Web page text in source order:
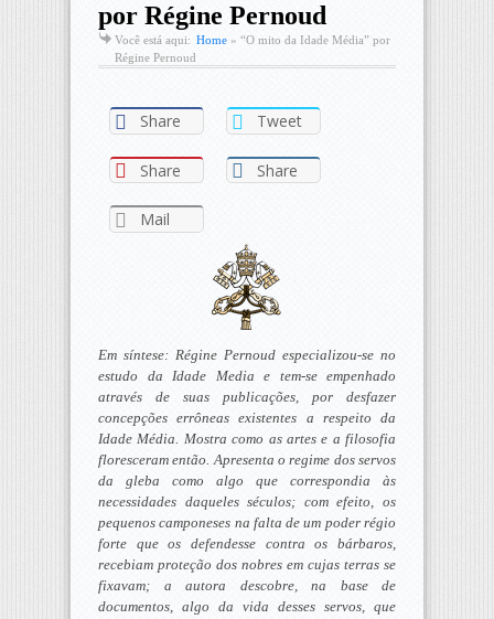
por Régine Pernoud
Você está aqui: Home » “O mito da Idade Média” por
Régine Pernoud
Share Tweet
Share Share
Mail
Em síntese: Régine Pernoud especializou-se no
estudo da Idade Media e tem-se empenhado
através de suas publicações, por desfazer
concepções errôneas existentes a respeito da
Idade Média. Mostra como as artes e a filosofia
floresceram então. Apresenta o regime dos servos
da gleba como algo que correspondia às
necessidades daqueles séculos; com efeito, os
pequenos camponeses na falta de um poder régio
forte que os defendesse contra os bárbaros,
recebiam proteção dos nobres em cujas terras se
fixavam; a autora descobre, na base de
documentos, algo da vida desses servos, que